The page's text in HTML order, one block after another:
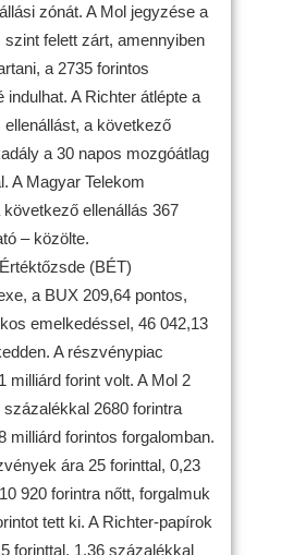
zónát. A Mol jegyzése a
szint felett zárt, amennyiben
a 2735 forintos
indulhat. A Richter átlépte a
ellenállást, a következő
a 30 napos mozgóátlag
A Magyar Telekom
következő ellenállás 367
– közölte.
(BÉT)
a BUX 209,64 pontos,
emelkedéssel, 46 042,13
A részvénypiac
milliárd forint volt. A Mol 2
százalékkal 2680 forintra
milliárd forintos forgalomban.
ára 25 forinttal, 0,23
920 forintra nőtt, forgalmuk
tett ki. A Richter-papírok
forinttal, 1,36 százalékkal